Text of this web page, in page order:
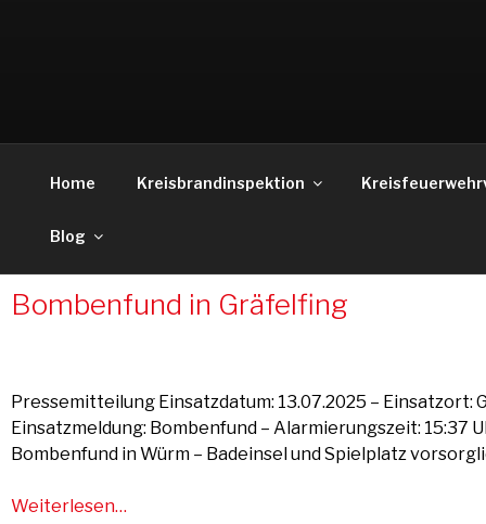
Home Kreisbrandinspektion
Blog
Bombenfund in Gräfelfing
Pressemitteilung Einsatzdatum: 13.07.2025 – Einsatzort:
Einsatzmeldung: Bombenfund – Alarmierungszeit: 15:37
Bombenfund in Würm – Badeinsel und Spielplatz
Weiterlesen…